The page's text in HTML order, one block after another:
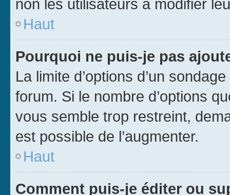
non les utilisateurs à modifier
Haut
Pourquoi ne puis-je pas
La limite d’options d’un
forum. Si le nombre d’options
vous semble trop restreint,
est possible de l’augmenter.
Haut
Comment puis-je éditer ou